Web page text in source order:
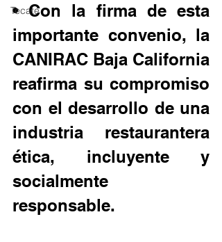
Tecate
• Con la firma de esta
importante convenio, la
CANIRAC Baja California
reafirma su compromiso
con el desarrollo de una
industria restaurantera
ética, incluyente y
socialmente
responsable.